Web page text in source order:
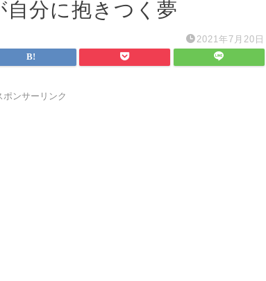
自分に抱きつく夢
2021年7月20日
ポンサーリンク